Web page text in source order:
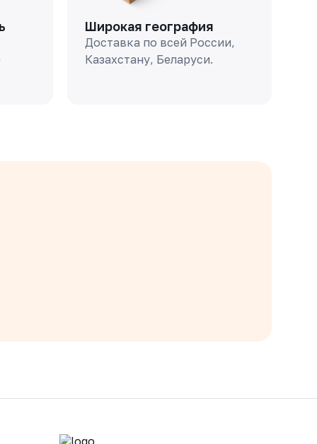
Широкая география
Доставка по всей России,
Казахстану, Беларуси.